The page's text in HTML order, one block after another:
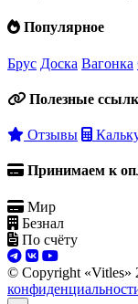
Популярное
Брус Доска Вагонка
Полезные
Отзывы
Принимаем к
Мир
Безнал
По счёту
© Copyright